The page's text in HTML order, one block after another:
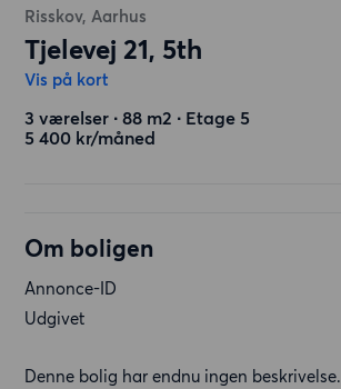
Risskov, Aarhus
Tjelevej 21, 5th
Vis på kort
3 værelser ∙ 88 m2 ∙ Etage 5
5 400 kr/måned
Om boligen
Annonce-ID
Udgivet
Denne bolig har endnu ingen beskrivelse.